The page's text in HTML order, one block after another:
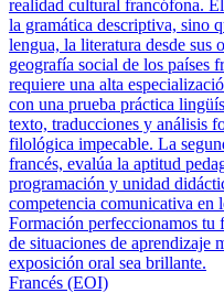
realidad cultural francófona.
la gramática descriptiva, sino
lengua, la literatura desde sus
geografía social de los países
requiere una alta
con una prueba práctica
texto, traducciones y análisis
filológica impecable. La
francés, evalúa la aptitud
programación y unidad
competencia comunicativa en
Formación perfeccionamos tu
de situaciones de aprendizaje
exposición oral sea brillante.
Francés (EOI)